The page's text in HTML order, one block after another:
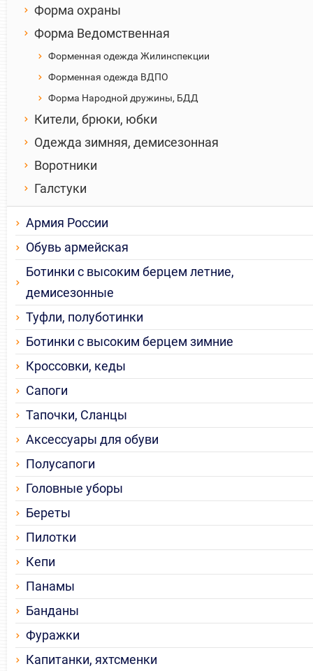
Форма охраны
Форма Ведомственная
Форменная одежда Жилинспекции
Форменная одежда ВДПО
Форма Народной дружины, БДД
Кители, брюки, юбки
Одежда зимняя, демисезонная
Воротники
Галстуки
Армия России
Обувь армейская
Ботинки с высоким берцем летние,
демисезонные
Туфли, полуботинки
Ботинки с высоким берцем зимние
Кроссовки, кеды
Сапоги
Тапочки, Сланцы
Аксессуары для обуви
Полусапоги
Головные уборы
Береты
Пилотки
Кепи
Панамы
Банданы
Фуражки
Капитанки, яхтсменки